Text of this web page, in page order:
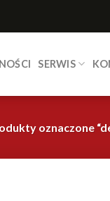
SERWIS
oznaczone